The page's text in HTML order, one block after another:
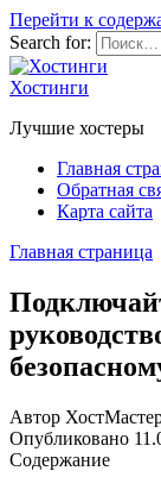
Перейти к
Search for:
Хостинги
Лучшие хостеры
Главная
Обратная
Карта сайта
Главная страница
Автор
Опубликовано
Содержание